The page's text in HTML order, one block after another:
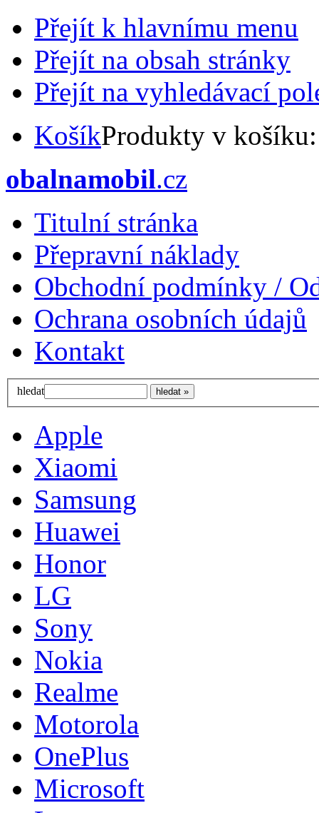
Přejít k hlavnímu menu
Přejít na obsah stránky
Přejít na vyhledávací
KošíkProdukty v
obalnamobil.cz
Titulní stránka
Přepravní náklady
Obchodní podmínky /
Ochrana osobních údajů
Kontakt
hledat
Apple
Xiaomi
Samsung
Huawei
Honor
LG
Sony
Nokia
Realme
Motorola
OnePlus
Microsoft